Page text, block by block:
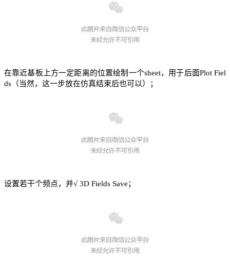
在靠近基板上方一定距离的位置绘制一个sheet，用于后面Plot Fiel
ds （当然，这一步放在仿真结束后也可以） ；
设置若干个频点，并√ 3D Fields Save；